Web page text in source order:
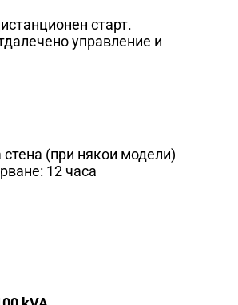
старт.
управление и
(при някои модели)
12 часа